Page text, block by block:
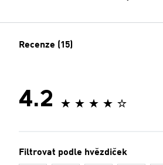
Recenze (15)
4.2
Filtrovat podle hvězdiček